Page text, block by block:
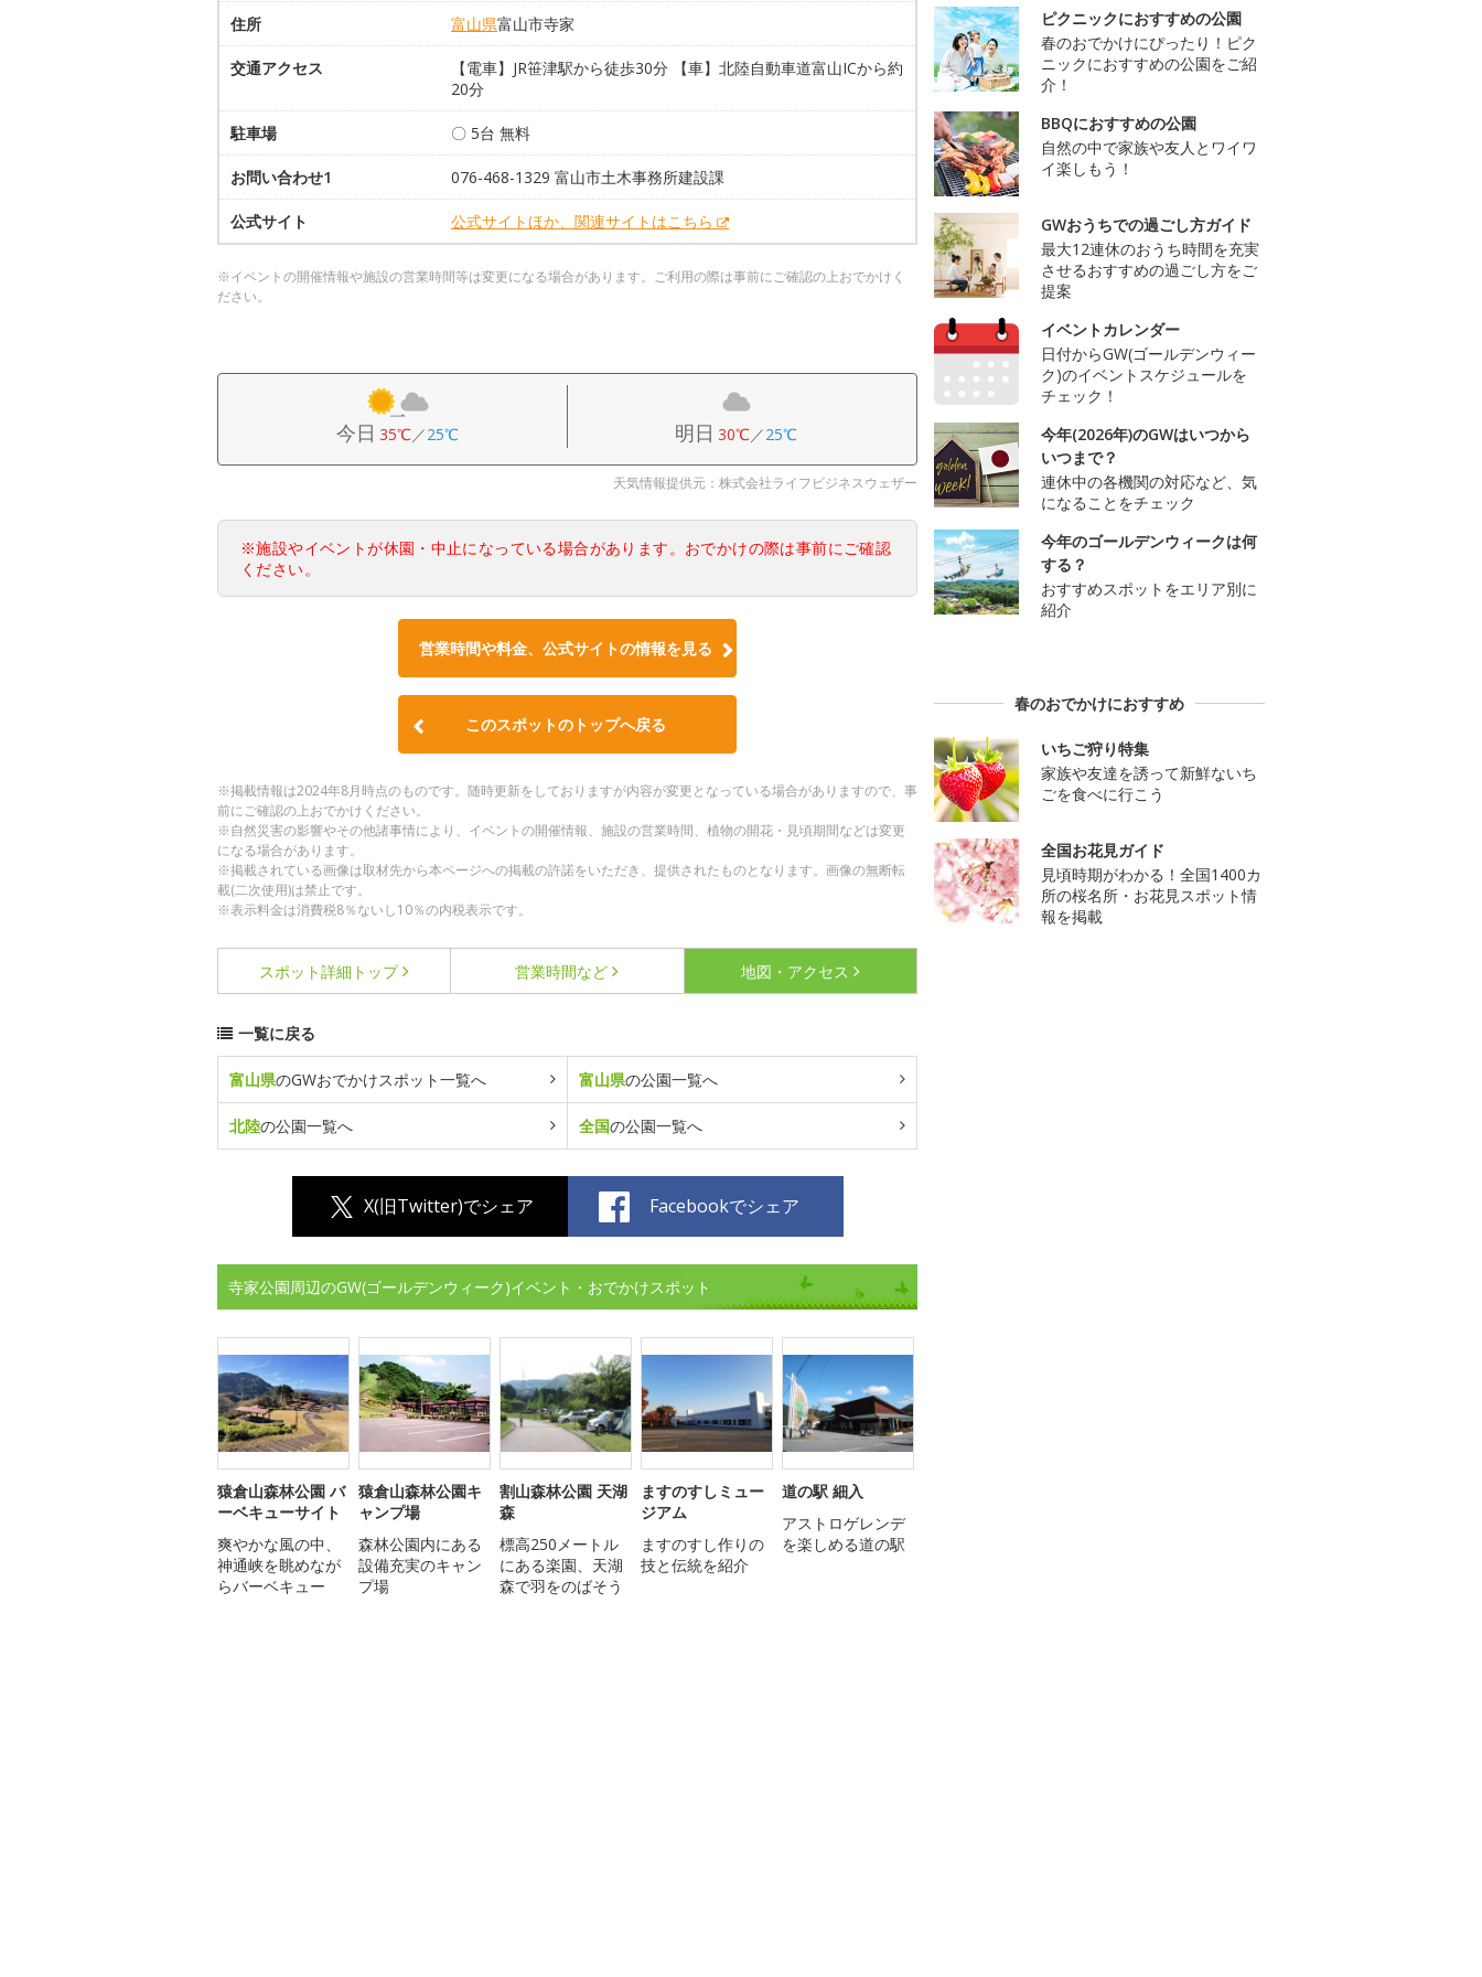
住所 富山県富山市寺家
交通アクセス
【電車】JR笹津駅から徒歩30分 【車】北陸自動車道富山ICから約
20分
駐車場 〇 5台 無料
お問い合わせ1 076-468-1329 富山市土木事務所建設課
公式サイト 公式サイトほか、関連サイトはこちら
※イベントの開催情報や施設の営業時間等は変更になる場合があります。ご利用の際は事前にご確認の上おでかけく
ださい。
今日 35℃／25℃ 明日 30℃／25℃
天気情報提供元：株式会社ライフビジネスウェザー
※施設やイベントが休園・中止になっている場合があります。おでかけの際は事前にご確認
ください。
営業時間や料金、公式サイトの情報を見る
このスポットのトップへ戻る
※掲載情報は2024年8月時点のものです。随時更新をしておりますが内容が変更となっている場合がありますので、事
前にご確認の上おでかけください。
※自然災害の影響やその他諸事情により、イベントの開催情報、施設の営業時間、植物の開花・見頃期間などは変更
になる場合があります。
※掲載されている画像は取材先から本ページへの掲載の許諾をいただき、提供されたものとなります。画像の無断転
載(二次使用)は禁止です。
※表示料金は消費税8％ないし10％の内税表示です。
スポット詳細 トップ 営業時間など 地図・アクセス
一覧に戻る
富山県のGWおでかけスポット一覧へ 富山県の公園一覧へ
北陸の公園一覧へ 全国の公園一覧へ
X(旧Twitter)でシェア Facebookでシェア
寺家公園周辺のGW(ゴールデンウィーク)イベント・おでかけスポット
猿倉山森林公園 バ
ーベキューサイト
爽やかな風の中、
神通峡を眺めなが
らバーベキュー
猿倉山森林公園キ
ャンプ場
森林公園内にある
設備充実のキャン
プ場
割山森林公園 天湖
森
標高250メートル
にある楽園、天湖
森で羽をのばそう
ますのすしミュー
ジアム
ますのすし作りの
技と伝統を紹介
道の駅 細入
アストロゲレンデ
を楽しめる道の駅
ピクニックにおすすめの公園
春のおでかけにぴったり！ピク
ニックにおすすめの公園をご紹
介！
BBQにおすすめの公園
自然の中で家族や友人とワイワ
イ楽しもう！
GWおうちでの過ごし方ガイド
最大12連休のおうち時間を充実
させるおすすめの過ごし方をご
提案
イベントカレンダー
日付からGW(ゴールデンウィー
ク)のイベントスケジュールを
チェック！
今年(2026年)のGWはいつから
いつまで？
連休中の各機関の対応など、気
になることをチェック
今年のゴールデンウィークは何
する？
おすすめスポットをエリア別に
紹介
春のおでかけにおすすめ
いちご狩り特集
家族や友達を誘って新鮮ないち
ごを食べに行こう
全国お花見ガイド
見頃時期がわかる！全国1400カ
所の桜名所・お花見スポット情
報を掲載